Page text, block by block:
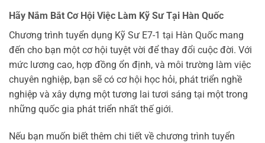
Hãy Nắm Bắt Cơ Hội Việc Làm Kỹ Sư Tại Hàn Quốc
Chương trình tuyển dụng Kỹ Sư E7-1 tại Hàn Quốc mang
đến cho bạn một cơ hội tuyệt vời để thay đổi cuộc đời. Với
mức lương cao, hợp đồng ổn định, và môi trường làm việc
chuyên nghiệp, bạn sẽ có cơ hội học hỏi, phát triển nghề
nghiệp và xây dựng một tương lai tươi sáng tại một trong
những quốc gia phát triển nhất thế giới.
Nếu bạn muốn biết thêm chi tiết về chương trình tuyển